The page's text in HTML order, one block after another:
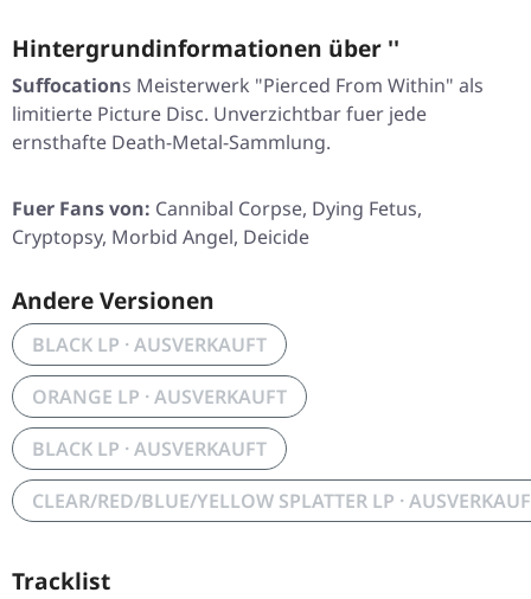
Hintergrundinformationen über ''
Suffocations Meisterwerk "Pierced From Within" als
limitierte Picture Disc. Unverzichtbar fuer jede
ernsthafte Death-Metal-Sammlung.
Fuer Fans von: Cannibal Corpse, Dying Fetus,
Cryptopsy, Morbid Angel, Deicide
Andere Versionen
BLACK LP · AUSVERKAUFT
ORANGE LP · AUSVERKAUFT
BLACK LP · AUSVERKAUFT
CLEAR/RED/BLUE/YELLOW SPLATTER LP ·
Tracklist